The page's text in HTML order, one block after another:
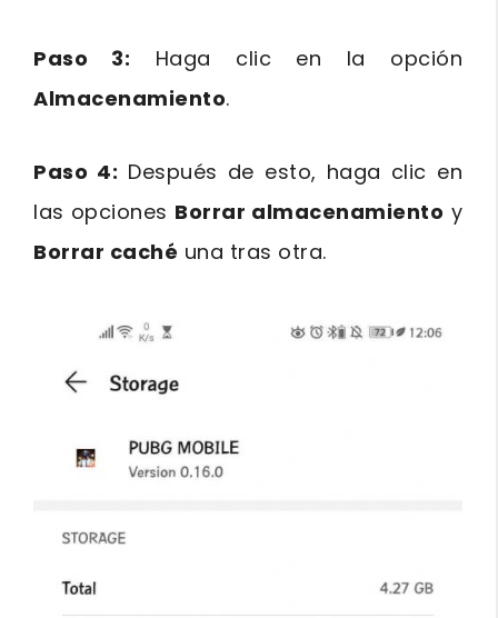
Paso 3: Haga clic en la opción
Almacenamiento.
Paso 4: Después de esto, haga clic en
las opciones Borrar almacenamiento y
Borrar caché una tras otra.